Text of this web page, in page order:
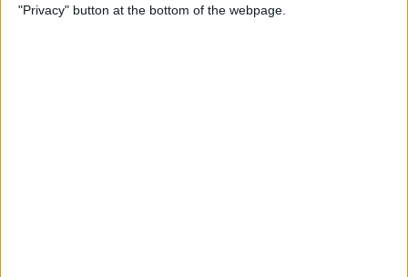
"Privacy" button at the bottom of the webpage.